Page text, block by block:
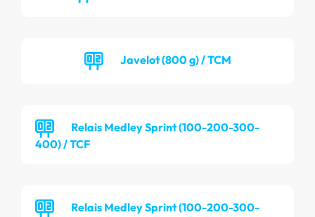
Javelot (800 g) / TCM
Relais Medley Sprint (100-200-300-
400) / TCF
Relais Medley Sprint (100-200-300-